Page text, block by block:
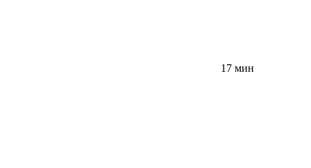
17 мин